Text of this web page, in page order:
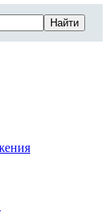
Найти